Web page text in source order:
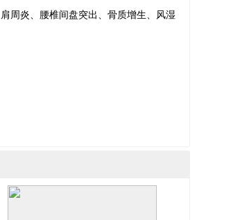
周炎、腰椎间盘突出、骨质增生、风湿